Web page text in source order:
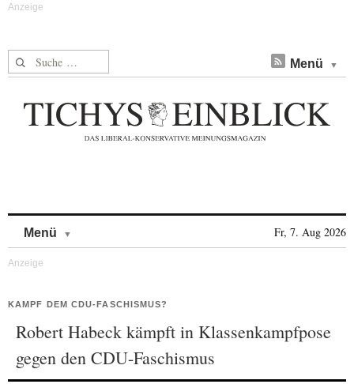
Suche nach: Menü
Menü Fr, 7. Aug 2026
KAMPF DEM CDU-FASCHISMUS?
Robert Habeck kämpft in Klassenkampfpose
gegen den CDU-Faschismus